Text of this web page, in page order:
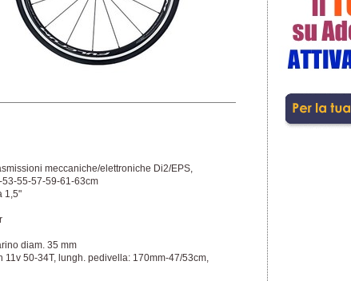
meccaniche/elettroniche Di2/EPS,
55-57-59-61-63cm
1,5"
diam. 35 mm
50-34T, lungh. pedivella: 170mm-47/53cm,